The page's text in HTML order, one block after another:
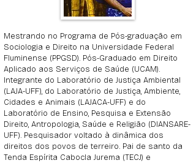
Mestrando no Programa de Pós-graduação em
Sociologia e Direito na Universidade Federal
Fluminense (PPGSD). Pós-Graduado em Direito
Aplicado aos Serviços de Saúde (UCAM).
Integrante do Laboratório de Justiça Ambiental
(LAJA-UFF), do Laboratório de Justiça, Ambiente,
Cidades e Animais (LAJACA-UFF) e do
Laboratório de Ensino, Pesquisa e Extensão
Direito, Antropologia, Saúde e Religião (DIANSARE-
UFF). Pesquisador voltado à dinâmica dos
direitos dos povos de terreiro. Pai de santo da
Tenda Espírita Cabocla Jurema (TECJ) e